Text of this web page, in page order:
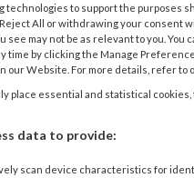
voeren met
of een gevoelig
je je zorgen om een
gehonoreerd.
technologies to support the purposes
All or withdrawing your consent
see may not be as relevant to you.
time by clicking the Manage
Website. For more details, refer to
place essential and statistical
data to provide:
scan device characteristics for